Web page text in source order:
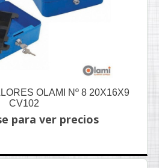
OLAMI Nº 8 20X16X9
CV102
para ver precios